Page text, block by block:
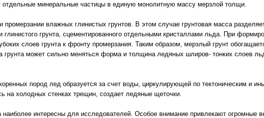
отдельные минеральные частицы в единую монолитную массу мерзлой толщи.
промерзании влажных глинистых грунтов. В этом случае грунтовая масса
грунта, сцементированного отдельными кристаллами льда. При
слоев грунта к фронту промерзания. Таким образом, мерзлый грунт
грунта может сильно меняться форма и толщина ледяных шлиров- тонких слоев
пород лед образуется за счет воды, циркулирующей по тектоническим и
на холодных стенках трещин, создает ледяные щеточки.
интересны для исследователей. Особое внимание привлекают огромные